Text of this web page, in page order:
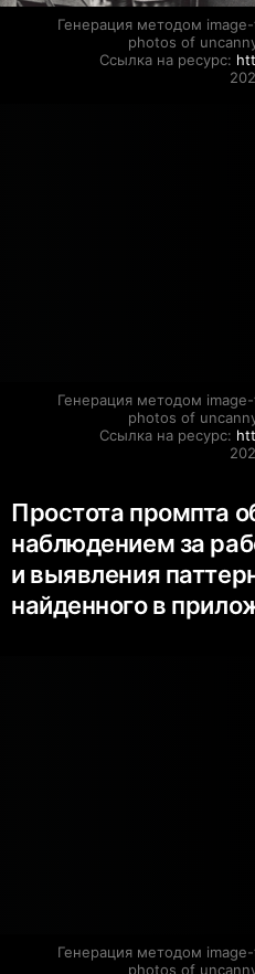
Генерация методом
photos of
Ссылка на ресурс:
Генерация методом
photos of
Ссылка на ресурс:
Простота промпта
наблюдением за
и выявления
найденного в
Генерация методом
photos of